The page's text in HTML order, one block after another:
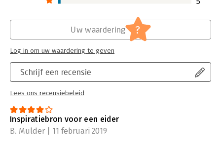
Schrijf een recensie
Lees ons recensiebeleid
Uw waardering ?
Log in om uw waardering te geven
Inspiratiebron voor een eider
B. Mulder | 11 februari 2019